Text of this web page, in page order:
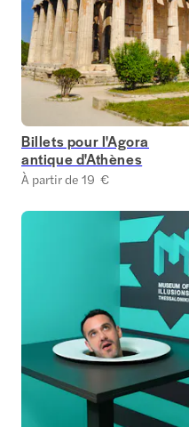
Billets pour l'Agora
antique d'Athènes
À partir de 19 €